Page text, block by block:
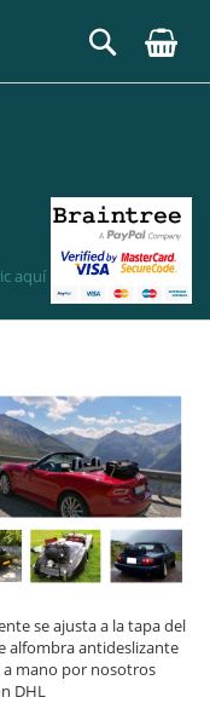
Buscar
aquí
se ajusta a la tapa del
alfombra antideslizante
mano por nosotros
DHL